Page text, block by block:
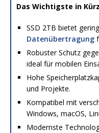
Das Wichtigste in
SSD 2TB bietet
Datenübertragung
Robuster Schutz
ideal für mobilen
Hohe
und Projekte.
Kompatibel mit
Windows, macOS,
Modernste